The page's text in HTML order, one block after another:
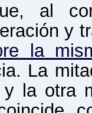
al
y
la
La
la otra